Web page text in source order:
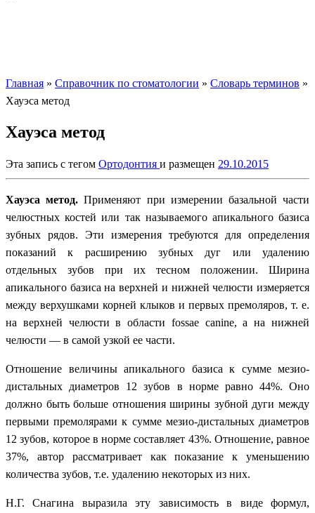
Главная » Справочник по стоматологии » Словарь терминов »
Хауэса метод
Хауэса метод
Эта запись с тегом Ортодонтия и размещен 29.10.2015
Хауэса метод. Применяют при измерении базальной части
челюстных костей или так называемого апикального базиса
зубных рядов. Эти измерения требуются для определения
показаний к расширению зубных дуг или удалению
отдельных зубов при их тесном положении. Ширина
апикального базиса на верхней и нижней челюсти измеряется
между верхушками корней клыков и первых премоляров, т. е.
на верхней челюсти в области fossae canine,а на нижней
челюсти — в самой узкой ее части.
Отношение величины апикального базиса к сумме мезио-
дистальных диаметров 12 зубов в норме равно 44%. Оно
должно быть больше отношения ширины зубной дуги между
первыми премолярами к сумме мезио-дистальных диаметров
12 зубов, которое в норме составляет 43%. Отношение, равное
37%, автор рассматривает как показание к уменьшению
количества зубов, т.е. удалению некоторых из них.
Н.Г. Снагина выразила эту зависимость в виде формул,